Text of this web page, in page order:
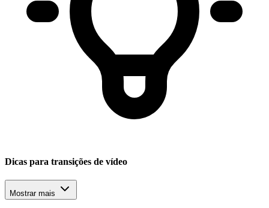
Dicas para transições de vídeo
Mostrar mais